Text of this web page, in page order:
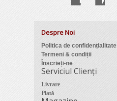
Despre Noi
Politica de confidențialitate
Termeni & condiții
Înscrieți-ne
Serviciul Clienți
Livrare
Plată